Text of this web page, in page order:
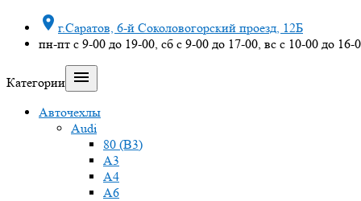
 г.Саратов, 6-й Соколовогорский проезд, 12Б
пн-пт с 9-00 до 19-00, сб с 9-00 до 17-00, вс с 10-00 до 16-
Категории 
Авточехлы
Audi
80 (B3)
A3
A4
A6